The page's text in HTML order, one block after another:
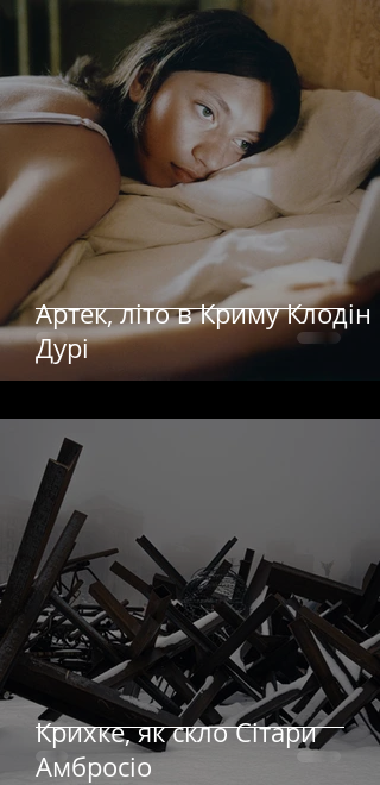
Артек, літо в Криму Клодін
Дурі
Крихке, як скло Сітари
Амбросіо